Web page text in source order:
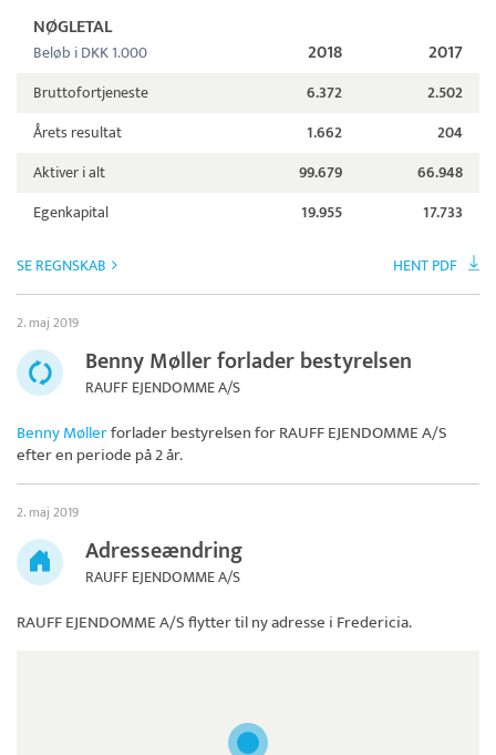
NØGLETAL
Beløb i DKK 1.000 2018 2017
Bruttofortjeneste 6.372
2.502
Årets resultat
1.662
204
Aktiver i alt
99.679
66.948
Egenkapital
19.955 17.733
SE REGNSKAB HENT PDF
2. maj 2019
Benny Møller forlader bestyrelsen
RAUFF EJENDOMME A/S
Benny Møllerforlader bestyrelsen forRAUFF EJENDOMME A/S
efter en periode på 2 år.
2. maj 2019
Adresseændring
RAUFF EJENDOMME A/S
RAUFF EJENDOMME A/Sflytter til ny adresse i Fredericia.